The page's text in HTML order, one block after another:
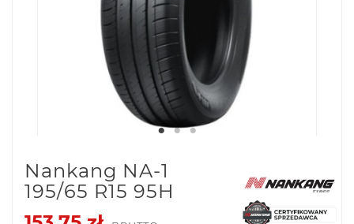
Nankang NA-1
195/65 R15 95H